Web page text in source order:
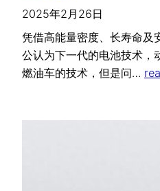
2025年2月26日
凭借高能量密度、长寿命及
公认为下一代的电池技术，
燃油车的技术，但是问…